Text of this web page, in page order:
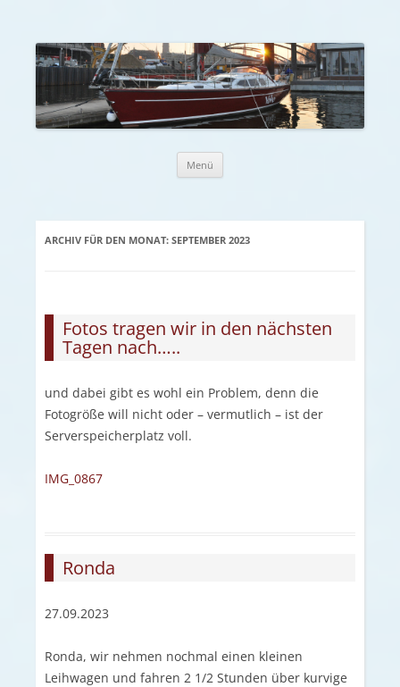
Menü
ARCHIV FÜR DEN MONAT: SEPTEMBER 2023
Fotos tragen wir in den nächsten
Tagen nach…..
und dabei gibt es wohl ein Problem, denn die
Fotogröße will nicht oder – vermutlich – ist der
Serverspeicherplatz voll.
IMG_0867
Ronda
27.09.2023
Ronda, wir nehmen nochmal einen kleinen
Leihwagen und fahren 2 1/2 Stunden über kurvige